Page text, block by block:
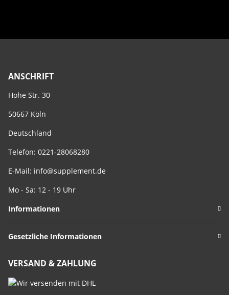
ANSCHRIFT
Hohe Str. 30
50667 Köln
Deutschland
Telefon: 0221-28068280
E-Mail: info@supplement.de
Mo - Sa: 12 - 19 Uhr
Informationen
Gesetzliche Informationen
VERSAND & ZAHLUNG